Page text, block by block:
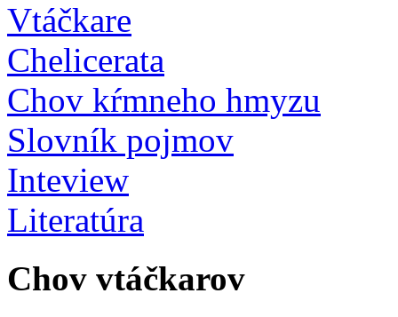
Vtáčkare
Chelicerata
Chov kŕmneho hmyzu
Slovník pojmov
Inteview
Literatúra
Chov vtáčkarov